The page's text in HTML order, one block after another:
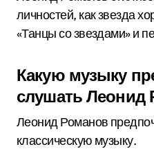
личностей, как звезда
«Танцы со звездами» и
Какую музыку
слушать Леонид
Леонид Романов
классическую музыку.